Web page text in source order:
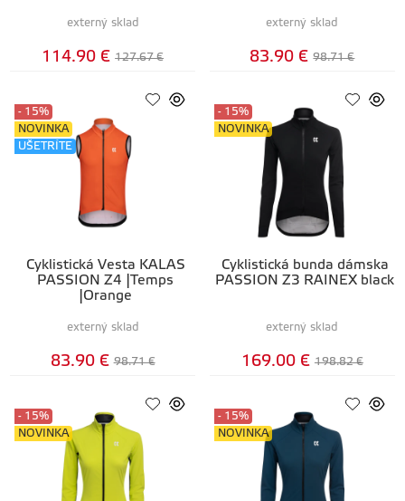
externý sklad
114.90 € 127.67 €
externý sklad
83.90 € 98.71 €
Cyklistická Vesta KALAS
PASSION Z4 |Temps
|Orange
- 15%
NOVINKA
UŠETRÍTE
externý sklad
83.90 € 98.71 €
Cyklistická bunda dámska
PASSION Z3 RAINEX black
- 15%
NOVINKA
externý sklad
169.00 € 198.82 €
- 15%
NOVINKA
- 15%
NOVINKA